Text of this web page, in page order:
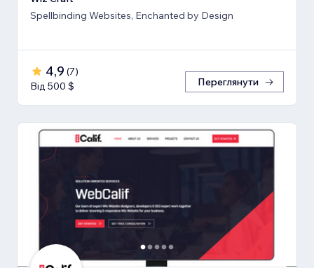
Spellbinding Websites, Enchanted by Design
4,9 (7)
Від 500 $
Переглянути